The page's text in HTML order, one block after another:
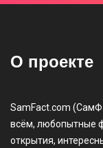
О проекте
SamFact.com
всём, любопытные
открытия,